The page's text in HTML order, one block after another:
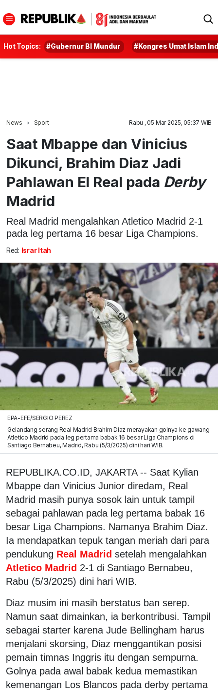
Hot Topics: #Gubernur BI Mundur #Kongres Umat Islam
News Sport Rabu , 05 Mar 2025, 05:37 WIB
Saat Mbappe dan Vinicius
Dikunci, Brahim Diaz Jadi
Pahlawan El Real pada Derby
Madrid
Real Madrid mengalahkan Atletico Madrid 2-1
pada leg pertama 16 besar Liga Champions.
Red: Israr Itah
EPA-EFE/SERGIO PEREZ
Gelandang serang Real Madrid Brahim Diaz merayakan golnya ke gawang
Atletico Madrid pada leg pertama babak 16 besar Liga Champions di
Santiago Bernabeu, Madrid, Rabu (5/3/2025) dini hari WIB.
REPUBLIKA.CO.ID, JAKARTA -- Saat Kylian
Mbappe dan Vinicius Junior diredam, Real
Madrid masih punya sosok lain untuk tampil
sebagai pahlawan pada leg pertama babak 16
besar Liga Champions. Namanya Brahim Diaz.
Ia mendapatkan tepuk tangan meriah dari para
pendukung Real Madrid setelah mengalahkan
Atletico Madrid 2-1 di Santiago Bernabeu,
Rabu (5/3/2025) dini hari WIB.
Diaz musim ini masih berstatus ban serep.
Namun saat dimainkan, ia berkontribusi. Tampil
sebagai starter karena Jude Bellingham harus
menjalani skorsing, Diaz menggantikan posisi
pemain timnas Inggris itu dengan sempurna.
Golnya pada awal babak kedua memastikan
kemenangan Los Blancos pada derby pertama